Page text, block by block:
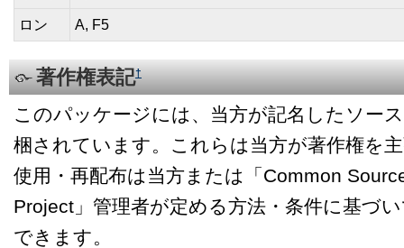
ロン A, F5
著作権表記†
このパッケージには、当方が記名したソー
梱されています。これらは当方が著作権を
使用・再配布は当方または「Common
Project」管理者が定める方法・条件に基づ
できます。